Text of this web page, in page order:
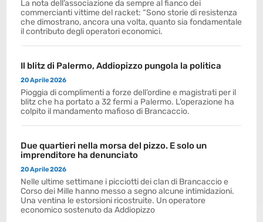
La nota dell’associazione da sempre al fianco dei
commercianti vittime del racket: “Sono storie di resistenza
che dimostrano, ancora una volta, quanto sia fondamentale
il contributo degli operatori economici.
Il blitz di Palermo, Addiopizzo pungola la politica
20 Aprile 2026
Pioggia di complimenti a forze dell’ordine e magistrati per il
blitz che ha portato a 32 fermi a Palermo. L’operazione ha
colpito il mandamento mafioso di Brancaccio.
Due quartieri nella morsa del pizzo. E solo un
imprenditore ha denunciato
20 Aprile 2026
Nelle ultime settimane i picciotti dei clan di Brancaccio e
Corso dei Mille hanno messo a segno alcune intimidazioni.
Una ventina le estorsioni ricostruite. Un operatore
economico sostenuto da Addiopizzo